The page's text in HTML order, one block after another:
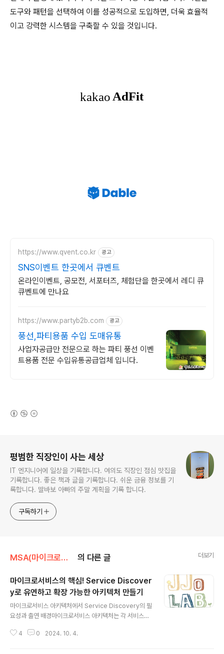
도구와 패턴을 선택하여 이를 성공적으로 도입하면, 더욱 효율적
이고 강력한 시스템을 구축할 수 있을 것입니다.
https://www.qvent.co.kr 광고
SNS이벤트 한곳에서 큐벤트
온라인이벤트, 공모전, 서포터즈, 체험단을 한곳에서 레디 큐
큐벤트에 만나요
https://www.partyb2b.com 광고
풍선,파티용품 수입 도매유통
사업자공급만 전문으로 하는 파티 풍선 이벤
트용품 전문 수입유통공급업체 입니다.
평범한 직장인이 사는 세상
IT 엔지니어에 일상을 기록합니다. 여의도 직장인 점심 맛집을
기록합니다. 좋은 책과 글을 기록합니다. 쉬운 금융 정보를 기
록합니다. 딸바보 아빠의 주말 계획을 기록 합니다.
구독하기
MSA(마이크로서비스) 의 다른 글 더보기
마이크로서비스의 핵심! Service Discover
y로 유연하고 확장 가능한 아키텍처 만들기
마이크로서비스 아키텍처에서 Service Discovery의 필
요성과 출연 배경마이크로서비스 아키텍처는 각 서비스가
통해 확장성과 유연성을 높일 수 있지만, 서비스들이 서로
4 0 2024. 10. 4.